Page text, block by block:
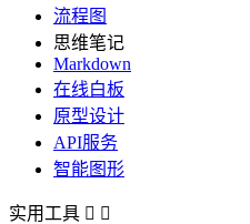
流程图
思维笔记
Markdown
在线白板
原型设计
API服务
智能图形
实用工具  